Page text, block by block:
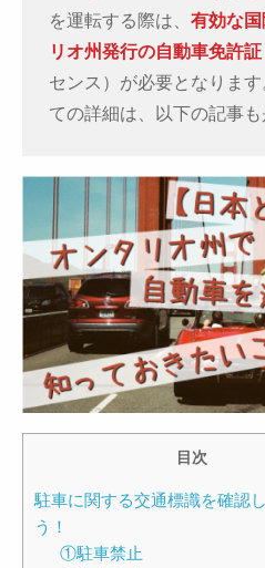
を運転する際は、 有効な
リオ州発行の自動車免許証
センス）が必要となりま
ての詳細は、以下の記事も
目次
駐車に関する交通標識を確認
う！
①駐車禁止